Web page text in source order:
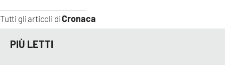
Tutti gli articoli diCronaca
PIÙ LETTI